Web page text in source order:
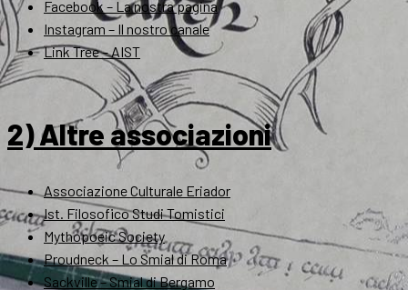
Facebook – La nostra pagina
Instagram – Il nostro canale
Link Tree – AIST
2) Altre associazioni
Associazione Culturale Eriador
Ist. Filosofico Studi Tomistici
Mythopoeic Society
Proudneck – Lo Smial di Roma
Sackville – Smial di Bergamo